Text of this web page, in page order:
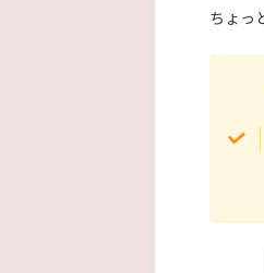
ちょっ